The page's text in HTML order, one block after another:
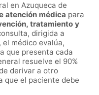
en Azuqueca de
atención médica para
tratamiento y
dirigida a
el médico evalúa,
que presenta cada
resuelve el 90%
derivar a otro
que el paciente debe